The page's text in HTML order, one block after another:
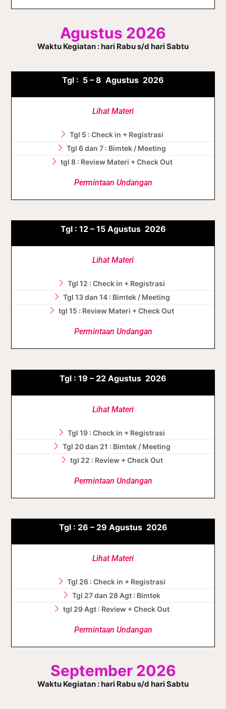
Agustus 2026
Waktu Kegiatan : hari Rabu s/d hari Sabtu
Tgl : 5 – 8 Agustus 2026
Lihat Materi
Tgl 5 : Check in + Registrasi
Tgl 6 dan 7 : Bimtek / Meeting
tgl 8 : Review Materi + Check Out
Permintaan Undangan
Tgl : 12 – 15 Agustus 2026
Lihat Materi
Tgl 12 : Check in + Registrasi
Tgl 13 dan 14 : Bimtek / Meeting
tgl 15 : Review Materi + Check Out
Permintaan Undangan
Tgl : 19 – 22 Agustus 2026
Lihat Materi
Tgl 19 : Check in + Registrasi
Tgl 20 dan 21 : Bimtek / Meeting
tgl 22 : Review + Check Out
Permintaan Undangan
Tgl : 26 – 29 Agustus 2026
Lihat Materi
Tgl 26 : Check in + Registrasi
Tgl 27 dan 28 Agt : Bimtek
tgl 29 Agt : Review + Check Out
Permintaan Undangan
September 2026
Waktu Kegiatan : hari Rabu s/d hari Sabtu